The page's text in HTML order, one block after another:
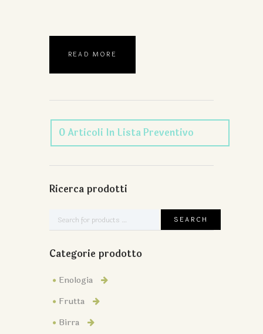
READ MORE
0Articoli In Lista Preventivo
Ricerca prodotti
Categorie prodotto
Enologia
Frutta
Birra